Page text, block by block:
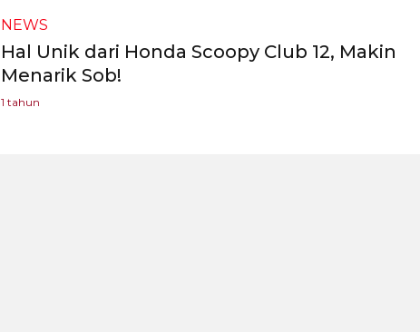
NEWS
Hal Unik dari Honda Scoopy Club 12, Makin
Menarik Sob!
1 tahun